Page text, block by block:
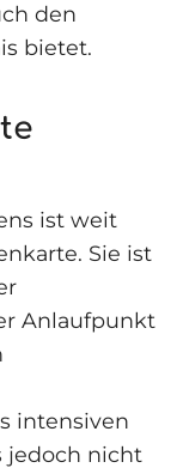
den
bietet.
ist weit
Sie ist
Anlaufpunkt
intensiven
jedoch nicht